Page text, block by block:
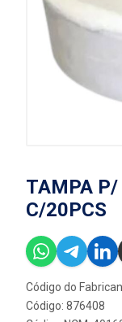
TAMPA P/
C/20PCS
Código do
Código: 876408